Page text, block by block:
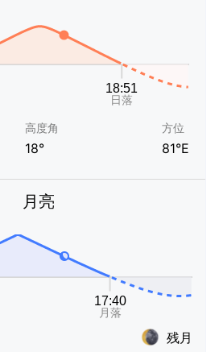
高度角
18°
方位
81°E
月亮
残月